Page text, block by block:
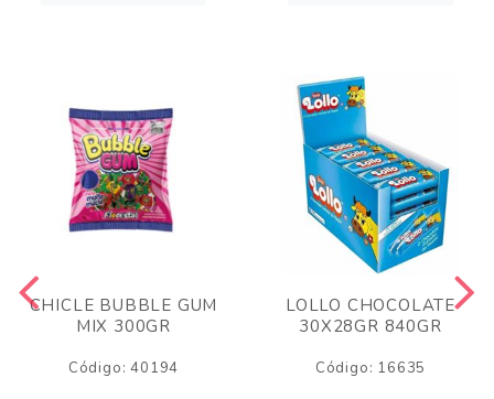
CHICLE BUBBLE GUM
MIX 300GR
Código: 40194
LOLLO CHOCOLATE
30X28GR 840GR
Código: 16635